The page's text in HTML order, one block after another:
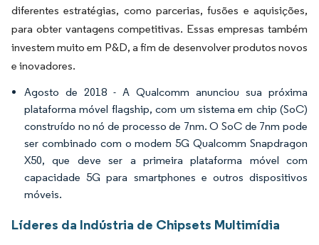
diferentes estratégias, como parcerias, fusões e aquisições,
para obter vantagens competitivas. Essas empresas também
investem muito em P&D, a fim de desenvolver produtos novos
e inovadores.
Agosto de 2018 - A Qualcomm anunciou sua próxima
plataforma móvel flagship, com um sistema em chip (SoC)
construído no nó de processo de 7nm. O SoC de 7nm pode
ser combinado com o modem 5G Qualcomm Snapdragon
X50, que deve ser a primeira plataforma móvel com
capacidade 5G para smartphones e outros dispositivos
móveis.
Líderes da Indústria de Chipsets Multimídia